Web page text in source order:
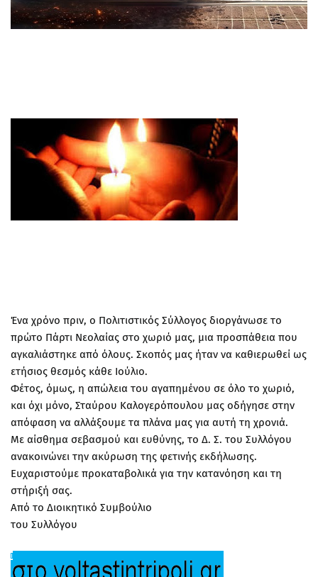
Ένα χρόνο πριν​, ο Πολιτιστικός Σύλλογος διοργάνωσε το
πρώτο Πάρτι Νεολαίας στο χωριό μας, μια προσπάθεια που
αγκαλιάστηκε από όλους. Σκοπός μας ήταν να καθιερωθεί ως
ετήσιος θεσμός κάθε Ιούλιο.
Φέτος, όμως, η απώλεια του αγαπημένου σε όλο το χωριό,
και όχι μόνο, Σταύρου Καλογερόπουλου μας οδήγησε στην
απόφαση να αλλάξουμε τα πλάνα μας για αυτή τη χρονιά.
Με αίσθημα σεβασμού και ευθύνης, το Δ. Σ. του Συλλόγου
ανακοινώνει την ακύρωση της φετινής εκδήλωσης.
Ευχαριστούμε προκαταβολικά για την κατανόηση και τη
στήριξή σας.
Από το Διοικητικό Συμβούλιο
του Συλλόγου